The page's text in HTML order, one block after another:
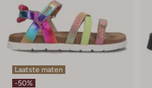
Laatste maten
-50%